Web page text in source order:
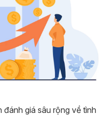
đánh giá sâu rộng về tình